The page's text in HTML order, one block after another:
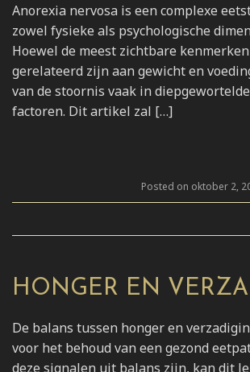
Anorexia nervosa is een complexe
zowel fysieke als psychologische
Hoewel de meest zichtbare
gerelateerd zijn aan gewicht en
van de stoornis vaak in
factoren. Dit artikel zal […]
Posted on oktober 2,
HONGER EN
De balans tussen honger en
voor het behoud van een gezond
deze signalen uit balans zijn, kan dit